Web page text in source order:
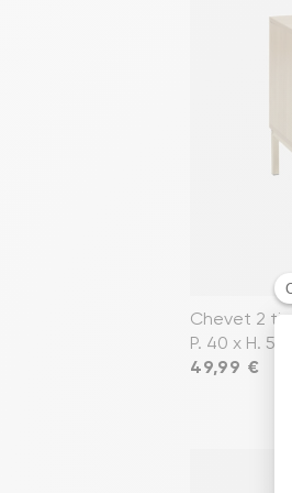
Chevet 2
P. 40 x H.
Prix
49,99 €